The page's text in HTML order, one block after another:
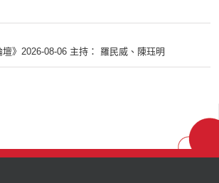
壇》2026-08-06 主持： 羅民威、陳珏明